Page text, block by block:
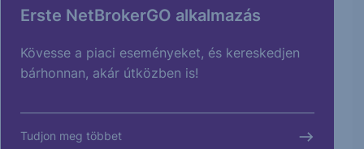
Erste NetBrokerGO alkalmazás
Kövesse a piaci eseményeket, és kereskedjen
bárhonnan, akár útközben is!
Tudjon meg többet